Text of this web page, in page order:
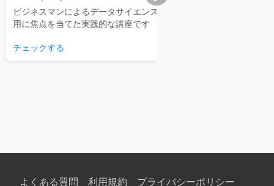
マンによるデータサイエンスの利
を当てた実践的な講座です
する
よくある質問 利用規約 プライバシーポリシー